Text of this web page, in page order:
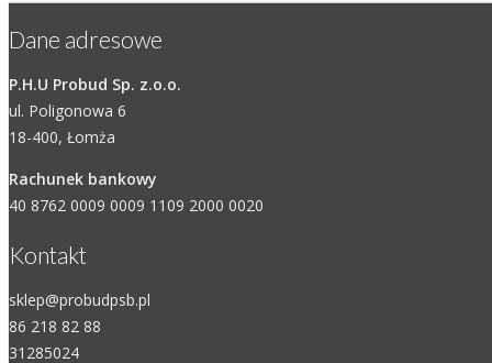
Dane adresowe
P.H.U Probud Sp. z.o.o.
ul. Poligonowa 6
18-400, Łomża
Rachunek bankowy
40 8762 0009 0009 1109 2000 0020
Kontakt
sklep@probudpsb.pl
86 218 82 88
31285024